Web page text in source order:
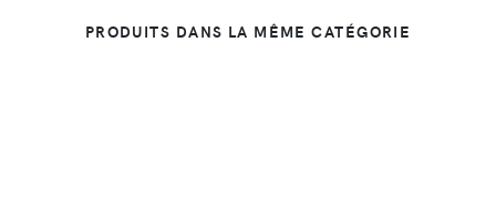
PRODUITS DANS LA MÊME CATÉGORIE